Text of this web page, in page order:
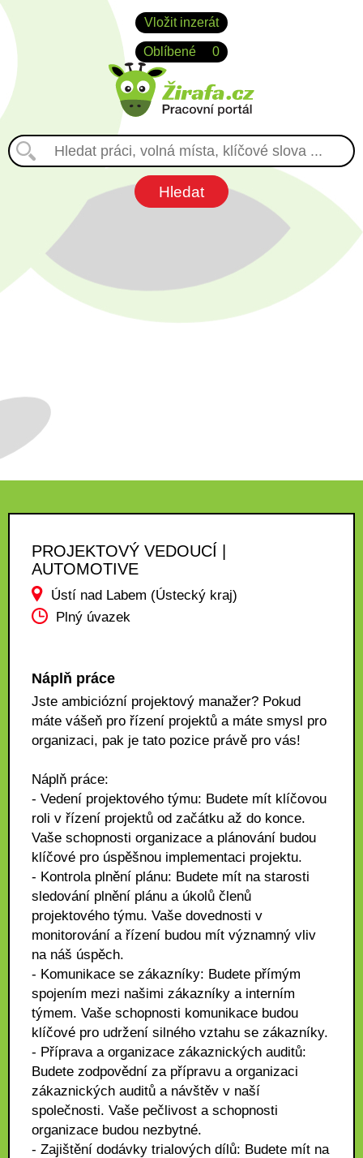
Vložit inzerát
Oblíbené 0
PROJEKTOVÝ VEDOUCÍ |
AUTOMOTIVE
Ústí nad Labem (Ústecký kraj)
Plný úvazek
Náplň práce
Jste ambiciózní projektový manažer? Pokud
máte vášeň pro řízení projektů a máte smysl pro
organizaci, pak je tato pozice právě pro vás!
Náplň práce:
- Vedení projektového týmu: Budete mít klíčovou
roli v řízení projektů od začátku až do konce.
Vaše schopnosti organizace a plánování budou
klíčové pro úspěšnou implementaci projektu.
- Kontrola plnění plánu: Budete mít na starosti
sledování plnění plánu a úkolů členů
projektového týmu. Vaše dovednosti v
monitorování a řízení budou mít významný vliv
na náš úspěch.
- Komunikace se zákazníky: Budete přímým
spojením mezi našimi zákazníky a interním
týmem. Vaše schopnosti komunikace budou
klíčové pro udržení silného vztahu se zákazníky.
- Příprava a organizace zákaznických auditů:
Budete zodpovědní za přípravu a organizaci
zákaznických auditů a návštěv v naší
společnosti. Vaše pečlivost a schopnosti
organizace budou nezbytné.
- Zajištění dodávky trialových dílů: Budete mít na